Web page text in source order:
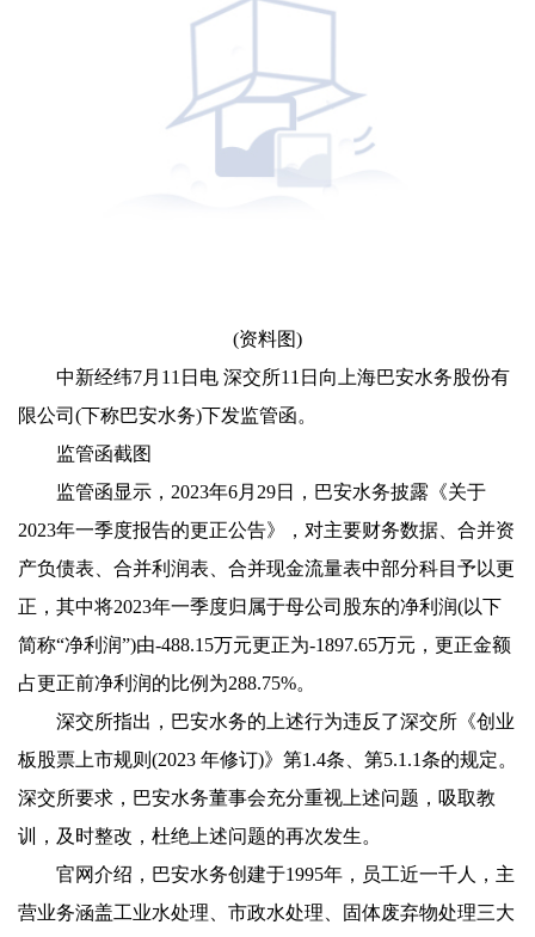
(资料图)
中新经纬7月11日电 深交所11日向上海巴安水务股份有
限公司(下称巴安水务)下发监管函。
监管函截图
监管函显示，2023年6月29日，巴安水务披露《关于
2023年一季度报告的更正公告》，对主要财务数据、合并资
产负债表、合并利润表、合并现金流量表中部分科目予以更
正，其中将2023年一季度归属于母公司股东的净利润(以下
简称“净利润”)由-488.15万元更正为-1897.65万元，更正金额
占更正前净利润的比例为288.75%。
深交所指出，巴安水务的上述行为违反了深交所《创业
板股票上市规则(2023 年修订)》第1.4条、第5.1.1条的规定。
深交所要求，巴安水务董事会充分重视上述问题，吸取教
训，及时整改，杜绝上述问题的再次发生。
官网介绍，巴安水务创建于1995年，员工近一千人，主
营业务涵盖工业水处理、市政水处理、固体废弃物处理三大